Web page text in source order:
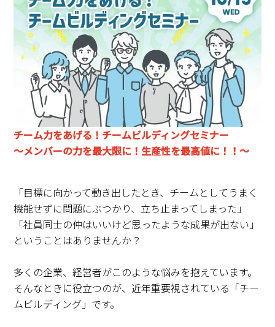
チーム力をあげる！チームビルディングセミナー
～メンバーの力を最大限に！生産性を最高値に！！～
「目標に向かって動き出したとき、チームとしてうまく
機能せずに問題にぶつかり、立ち止まってしまった」
「社員同士の仲はいいけど思ったような成果が出ない」
ということはありませんか？
多くの企業、経営者がこのような悩みを抱えています。
そんなときに役立つのが、近年重要視されている「チー
ムビルディング」です。